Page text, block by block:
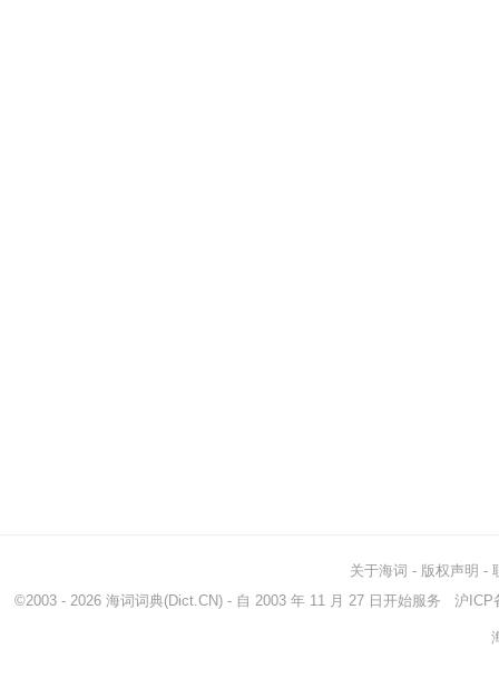
关于海词 - 版权声明 -
©2003 - 2026 海词词典(Dict.CN) - 自 2003 年 11 月 27 日开始服务 沪ICP